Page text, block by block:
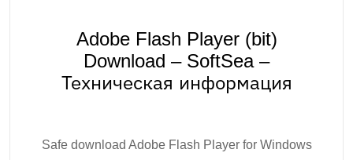
Adobe Flash Player (bit)
Download – SoftSea –
Техническая информация
Safe download Adobe Flash Player for Windows